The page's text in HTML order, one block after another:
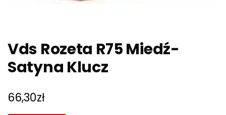
Vds Rozeta R75 Miedź-
Satyna Klucz
66,30zł